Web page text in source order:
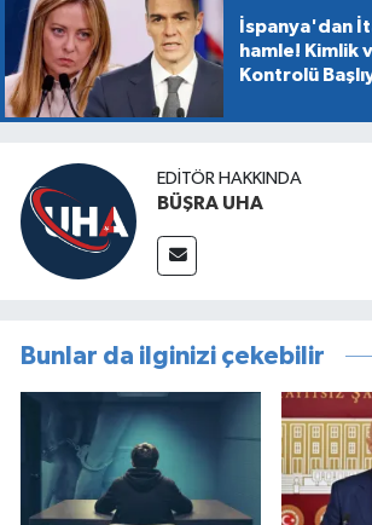
İspanya'dan
hamle! Kimlik
Kontrolü
EDITÖR HAKKINDA
BÜŞRA UHA
Bunlar da ilginizi çekebilir